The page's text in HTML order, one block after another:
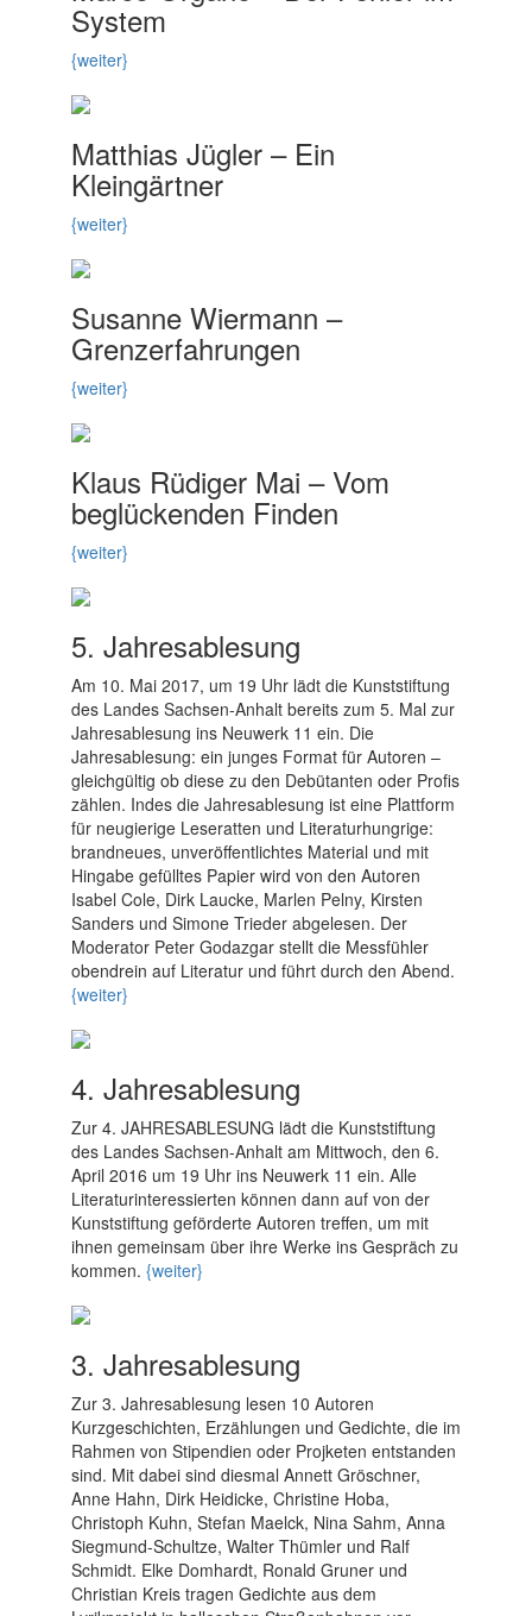
System
{weiter}
Matthias Jügler – Ein
Kleingärtner
{weiter}
Susanne Wiermann –
Grenzerfahrungen
{weiter}
Klaus Rüdiger Mai – Vom
beglückenden Finden
{weiter}
5. Jahresablesung
Am 10. Mai 2017, um 19 Uhr lädt die Kunststiftung
des Landes Sachsen-Anhalt bereits zum 5. Mal zur
Jahresablesung ins Neuwerk 11 ein. Die
Jahresablesung: ein junges Format für Autoren –
gleichgültig ob diese zu den Debütanten oder Profis
zählen. Indes die Jahresablesung ist eine Plattform
für neugierige Leseratten und Literaturhungrige:
brandneues, unveröffentlichtes Material und mit
Hingabe gefülltes Papier wird von den Autoren
Isabel Cole, Dirk Laucke, Marlen Pelny, Kirsten
Sanders und Simone Trieder abgelesen. Der
Moderator Peter Godazgar stellt die Messfühler
obendrein auf Literatur und führt durch den Abend.
{weiter}
4. Jahresablesung
Zur 4. JAHRESABLESUNG lädt die Kunststiftung
des Landes Sachsen-Anhalt am Mittwoch, den 6.
April 2016 um 19 Uhr ins Neuwerk 11 ein. Alle
Literaturinteressierten können dann auf von der
Kunststiftung geförderte Autoren treffen, um mit
ihnen gemeinsam über ihre Werke ins Gespräch zu
kommen. {weiter}
3. Jahresablesung
Zur 3. Jahresablesung lesen 10 Autoren
Kurzgeschichten, Erzählungen und Gedichte, die im
Rahmen von Stipendien oder Projketen entstanden
sind. Mit dabei sind diesmal Annett Gröschner,
Anne Hahn, Dirk Heidicke, Christine Hoba,
Christoph Kuhn, Stefan Maelck, Nina Sahm, Anna
Siegmund-Schultze, Walter Thümler und Ralf
Schmidt. Elke Domhardt, Ronald Gruner und
Christian Kreis tragen Gedichte aus dem